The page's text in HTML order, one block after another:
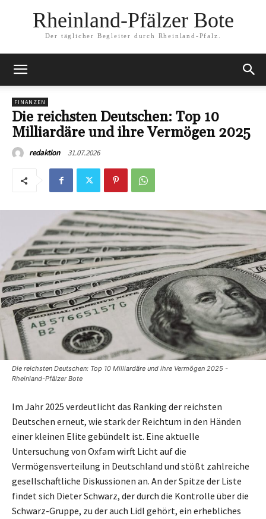
Rheinland-Pfälzer Bote
Der täglicher Begleiter durch Rheinland-Pfalz.
FINANZEN
Die reichsten Deutschen: Top 10
Milliardäre und ihre Vermögen 2025
redaktion 31.07.2026
Die reichsten Deutschen: Top 10 Milliardäre und ihre Vermögen 2025 -
Rheinland-Pfälzer Bote
Im Jahr 2025 verdeutlicht das Ranking der reichsten
Deutschen erneut, wie stark der Reichtum in den Händen
einer kleinen Elite gebündelt ist. Eine aktuelle
Untersuchung von Oxfam wirft Licht auf die
Vermögensverteilung in Deutschland und stößt zahlreiche
gesellschaftliche Diskussionen an. An der Spitze der Liste
findet sich Dieter Schwarz, der durch die Kontrolle über die
Schwarz-Gruppe, zu der auch Lidl gehört, ein erhebliches